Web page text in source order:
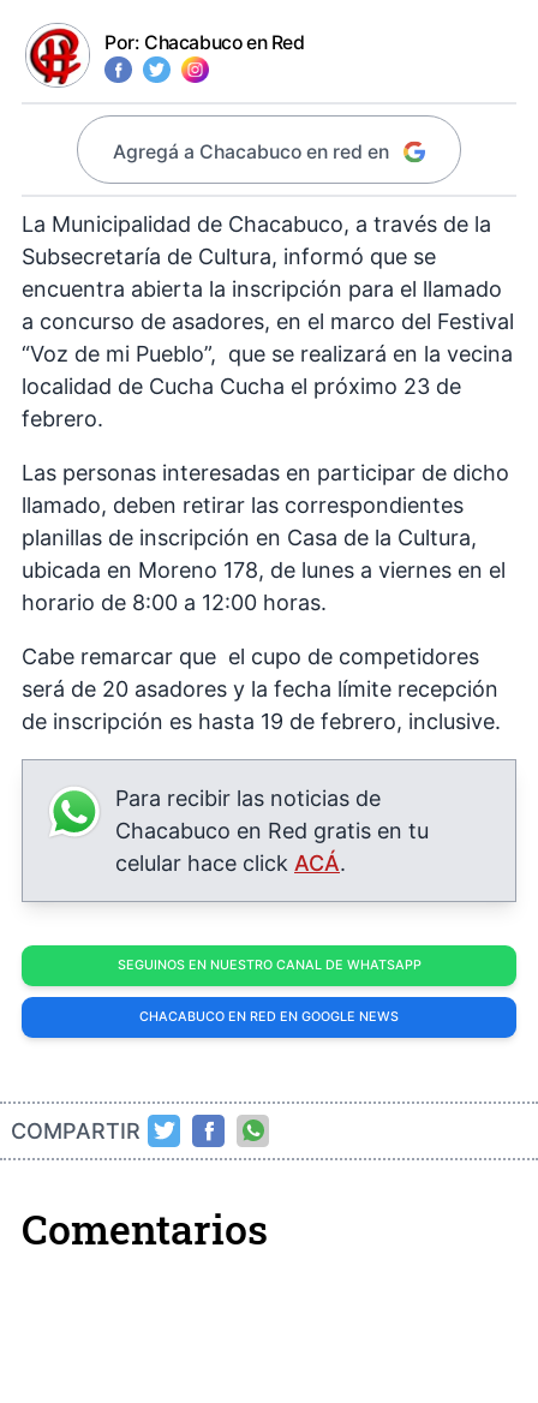
Por: Chacabuco en Red
Agregá a Chacabuco en red en
La Municipalidad de Chacabuco, a través de la
Subsecretaría de Cultura, informó que se
encuentra abierta la inscripción para el llamado
a concurso de asadores, en el marco del Festival
“Voz de mi Pueblo”, que se realizará en la vecina
localidad de Cucha Cucha el próximo 23 de
febrero.
Las personas interesadas en participar de dicho
llamado, deben retirar las correspondientes
planillas de inscripción en Casa de la Cultura,
ubicada en Moreno 178, de lunes a viernes en el
horario de 8:00 a 12:00 horas.
Cabe remarcar que el cupo de competidores
será de 20 asadores y la fecha límite recepción
de inscripción es hasta 19 de febrero, inclusive.
Para recibir las noticias de
Chacabuco en Red gratis en tu
celular hace click ACÁ.
SEGUINOS EN NUESTRO CANAL DE WHATSAPP
CHACABUCO EN RED EN GOOGLE NEWS
COMPARTIR
Comentarios